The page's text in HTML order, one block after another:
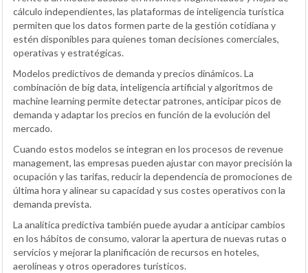
cálculo independientes, las plataformas de inteligencia turística
permiten que los datos formen parte de la gestión cotidiana y
estén disponibles para quienes toman decisiones comerciales,
operativas y estratégicas.
Modelos predictivos de demanda y precios dinámicos. La
combinación de big data, inteligencia artificial y algoritmos de
machine learning permite detectar patrones, anticipar picos de
demanda y adaptar los precios en función de la evolución del
mercado.
Cuando estos modelos se integran en los procesos de revenue
management, las empresas pueden ajustar con mayor precisión la
ocupación y las tarifas, reducir la dependencia de promociones de
última hora y alinear su capacidad y sus costes operativos con la
demanda prevista.
La analítica predictiva también puede ayudar a anticipar cambios
en los hábitos de consumo, valorar la apertura de nuevas rutas o
servicios y mejorar la planificación de recursos en hoteles,
aerolíneas y otros operadores turísticos.